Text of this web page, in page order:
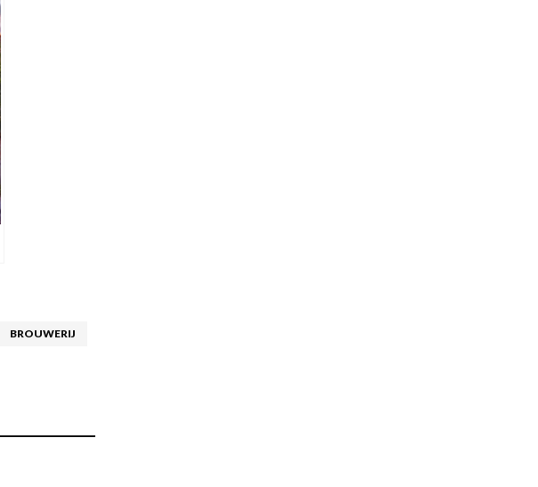
BROUWERIJ